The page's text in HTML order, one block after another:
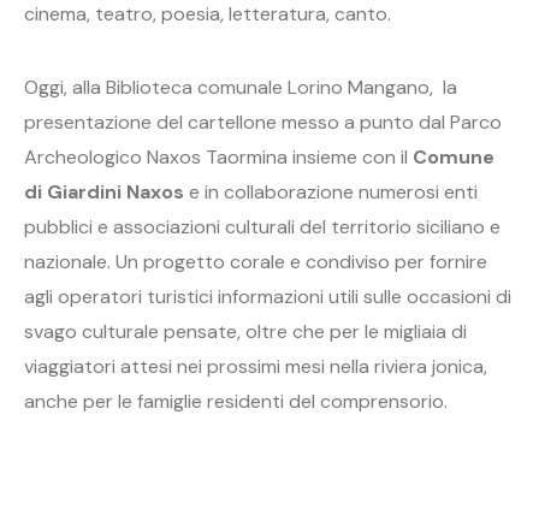
cinema, teatro, poesia, letteratura, canto.
Oggi, alla Biblioteca comunale Lorino Mangano, la
presentazione del cartellone messo a punto dal Parco
Archeologico Naxos Taormina insieme con il Comune
di Giardini Naxos e in collaborazione numerosi enti
pubblici e associazioni culturali del territorio siciliano e
nazionale. Un progetto corale e condiviso per fornire
agli operatori turistici informazioni utili sulle occasioni di
svago culturale pensate, oltre che per le migliaia di
viaggiatori attesi nei prossimi mesi nella riviera jonica,
anche per le famiglie residenti del comprensorio.